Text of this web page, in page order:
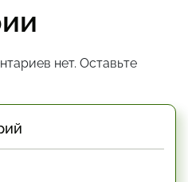
нет. Оставьте